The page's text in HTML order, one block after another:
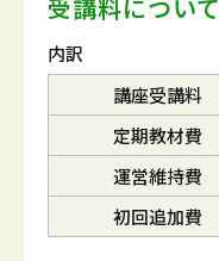
受講料について
内訳
講座受講料
定期教材費
運営維持費
初回追加費